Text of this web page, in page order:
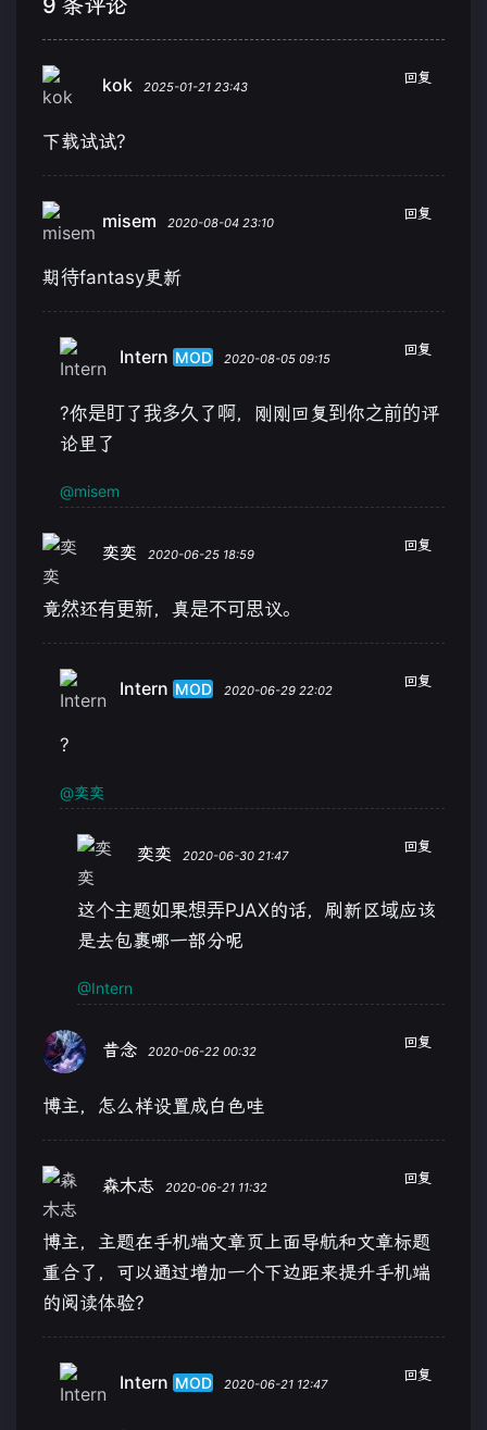
回复
kok 2025-01-21 23:43
下载试试?
回复
misem 2020-08-04 23:10
期待fantasy更新
回复
Intern MOD 2020-08-05 09:15
?你是盯了我多久了啊，刚刚回复到你之前的评
论里了
@misem
回复
奕奕 2020-06-25 18:59
竟然还有更新，真是不可思议。
回复
Intern MOD 2020-06-29 22:02
?
@奕奕
回复
奕奕 2020-06-30 21:47
这个主题如果想弄PJAX的话，刷新区域应该
是去包裹哪一部分呢
@Intern
回复
昔念 2020-06-22 00:32
博主，怎么样设置成白色哇
回复
森木志 2020-06-21 11:32
博主，主题在手机端文章页上面导航和文章标题
重合了，可以通过增加一个下边距来提升手机端
的阅读体验?
回复
Intern MOD 2020-06-21 12:47